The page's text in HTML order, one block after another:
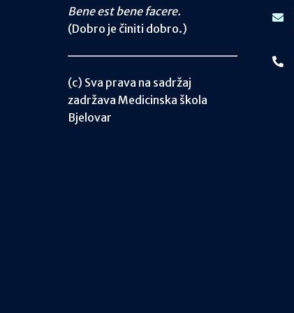
Bene est bene facere.
(Dobro je činiti dobro.)
(c) Sva prava na sadržaj
zadržava Medicinska škola
Bjelovar